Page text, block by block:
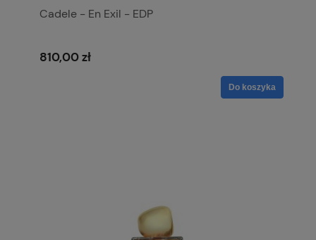
Cadele - En Exil - EDP
810,00 zł
Do koszyka